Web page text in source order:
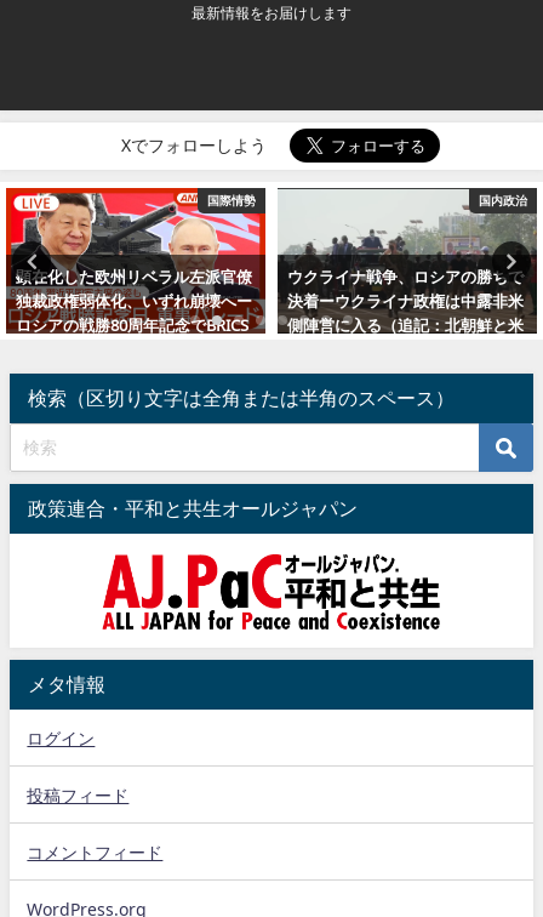
最新情報をお届けします
Xでフォローしよう
国内政治
ウクライナ戦争、ロシアの勝ちで
決着ーウクライナ政権は中露非米
側陣営に入る（追記：北朝鮮と米
国内政
ウクライナ事変の泥沼化画策す
バイデン政権ー背後には米国一
体制存続狙うディープ・ステー
検索（区切り文字は全角または半角のスペース）
政策連合・平和と共生オールジャパン
メタ情報
ログイン
投稿フィード
コメントフィード
WordPress.org